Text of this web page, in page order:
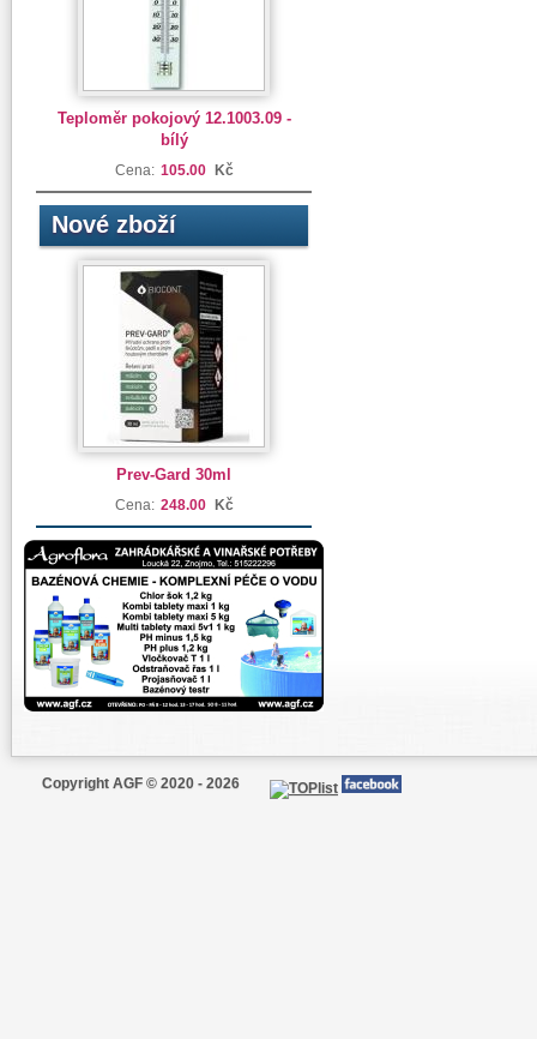
Teploměr pokojový 12.1003.09 -
bílý
Cena: 105.00 Kč
Nové zboží
Prev-Gard 30ml
Cena: 248.00 Kč
Copyright AGF © 2020 - 2026